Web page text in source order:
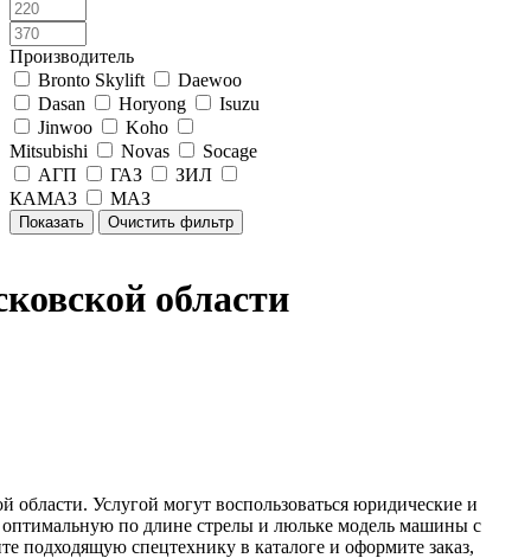
Производитель
Bronto Skylift
Daewoo
Dasan
Horyong
Isuzu
Jinwoo
Koho
Mitsubishi
Novas
Socage
АГП
ГАЗ
ЗИЛ
КАМАЗ
МАЗ
области
Услугой могут воспользоваться юридические и
по длине стрелы и люльке модель машины с
подходящую спецтехнику в каталоге и оформите заказ,